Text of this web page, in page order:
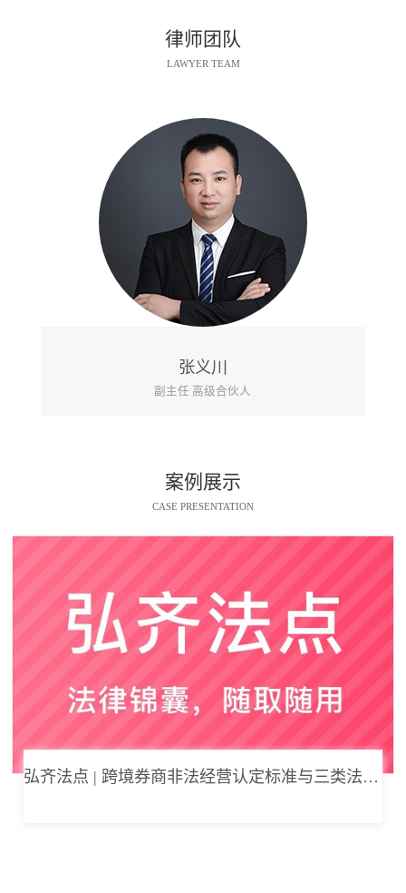
律师团队
LAWYER TEAM
王洁
合伙人
案例展示
CASE PRESENTATION
弘齐法点 | 跨境券商非法经营认定标准与三类法律风险边界